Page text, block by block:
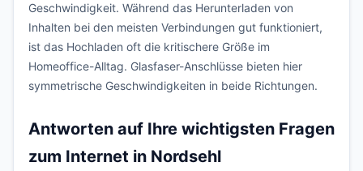
Geschwindigkeit. Während das Herunterladen von
Inhalten bei den meisten Verbindungen gut funktioniert,
ist das Hochladen oft die kritischere Größe im
Homeoffice-Alltag. Glasfaser-Anschlüsse bieten hier
symmetrische Geschwindigkeiten in beide Richtungen.
Antworten auf Ihre wichtigsten Fragen
zum Internet in Nordsehl